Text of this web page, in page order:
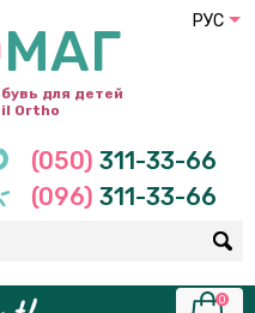
МАГ
для детей
Ortho
(050) 311-33-66
(096) 311-33-66
0
РУС